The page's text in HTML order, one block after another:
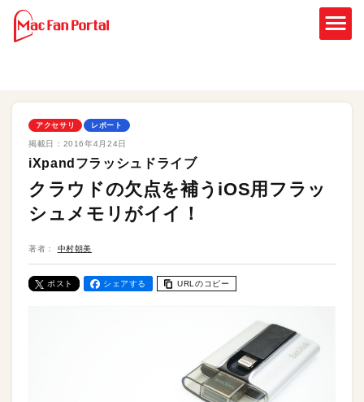
アクセサリ レポート
掲載日： 2016年4月24日
iXpandフラッシュドライブ
クラウドの欠点を補うiOS用フラッ
シュメモリがイイ！
著者： 中村朝美
ポスト シェアする URLのコピー